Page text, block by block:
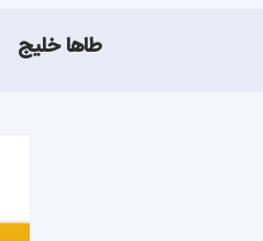
طاها خلیج